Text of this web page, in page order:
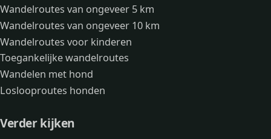
Wandelroutes van ongeveer 5 km
Wandelroutes van ongeveer 10 km
Wandelroutes voor kinderen
Toegankelijke wandelroutes
Wandelen met hond
Loslooproutes honden
Verder kijken